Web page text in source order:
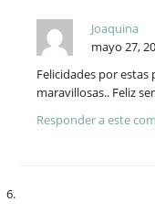
Joaquina
mayo 27,
Felicidades por estas
maravillosas.. Feliz
Responder a este